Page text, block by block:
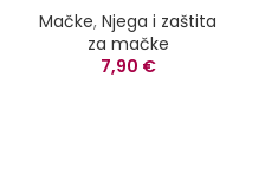
Mačke, Njega i zaštita
za mačke
7,90 €